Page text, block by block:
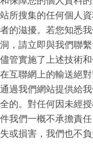
站所搜集的任何個人
者的滋擾。若您知悉
洞，請立即與我們聯
儘管實施了上述技術
在互聯網上的輸送絕
通過我們網站提供給
全的。對任何因未經
件我們一概不承擔責
失或損害，我們也不負